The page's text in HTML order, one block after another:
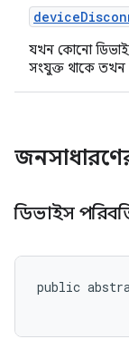
device
যখন কোনো
সংযুক্ত থাকে তখন
ডিভাইস
public